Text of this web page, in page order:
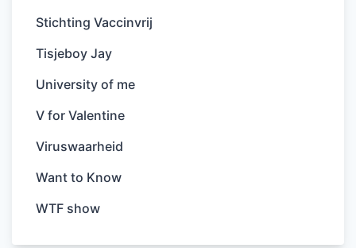
Stichting Vaccinvrij
Tisjeboy Jay
University of me
V for Valentine
Viruswaarheid
Want to Know
WTF show